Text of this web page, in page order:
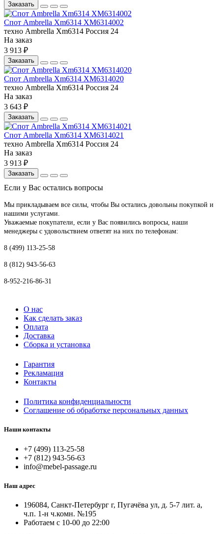
Заказать
Спот Ambrella Xm6314 XM6314002
техно Ambrella Xm6314 Россия 24
На заказ
3 913 ₽
Заказать
Спот Ambrella Xm6314 XM6314020
техно Ambrella Xm6314 Россия 24
На заказ
3 643 ₽
Заказать
Спот Ambrella Xm6314 XM6314021
техно Ambrella Xm6314 Россия 24
На заказ
3 913 ₽
Заказать
Если у Вас остались вопросы
Мы прикладываем все силы, чтобы Вы остались довольны покупкой и
нашими услугами.
Уважаемые покупатели, если у Вас появились вопросы, наши
менеджеры с удовольствием ответят на них по телефонам:
8 (499) 113-25-58
8 (812) 943-56-63
8-952-216-86-31
О нас
Как сделать заказ
Оплата
Доставка
Сборка и установка
Гарантия
Рекламация
Контакты
Политика конфиденциальности
Соглашение об обработке персональных данных
Наши контакты
+7 (499) 113-25-58
+7 (812) 943-56-63
info@mebel-passage.ru
Наш адрес
196084, Санкт-Петербург г, Пугачёва ул, д. 5-7 лит. а,
ч.п. 1-н ч.комн. №195
Работаем с 10-00 до 22:00